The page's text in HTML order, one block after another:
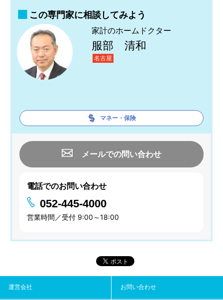
この専門家に相談してみよう
家計のホームドクター
服部 清和
名古屋
マネー・保険
メールでの問い合わせ
電話でのお問い合わせ
052-445-4000
営業時間／受付 9:00～18:00
運営会社 お問い合わせ